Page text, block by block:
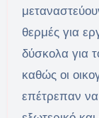
θερμές για
δύσκολα για
καθώς οι
επέτρεπαν